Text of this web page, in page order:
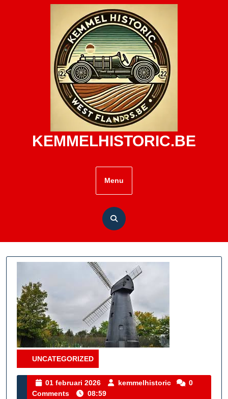
KEMMELHISTORIC.BE
Menu
UNCATEGORIZED
Category
01 februari 2026
01
februari
kemmelhistoric kemmelhistoric
0
Comments
08:59